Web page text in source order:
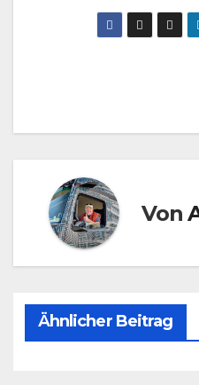
Von
Ähnlicher Beitrag